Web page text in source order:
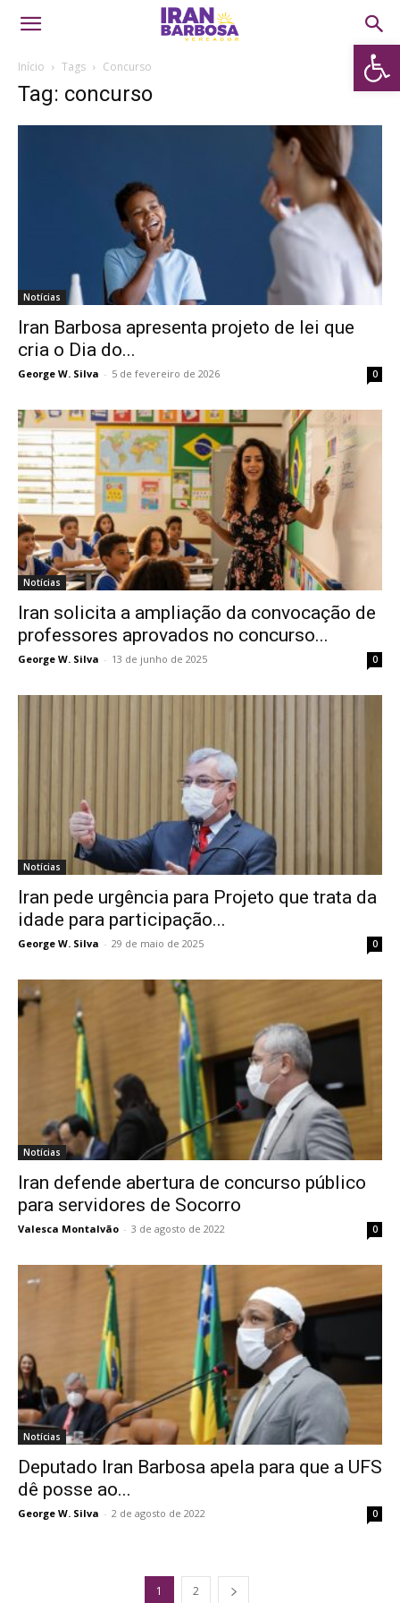
Abrir
Início Tags Concurso
Tag: concurso
Notícias
Iran Barbosa apresenta projeto de lei que
cria o Dia do...
George W. Silva - 5 de fevereiro de 2026 0
Notícias
Iran solicita a ampliação da convocação de
professores aprovados no concurso...
George W. Silva - 13 de junho de 2025 0
Notícias
Iran pede urgência para Projeto que trata da
idade para participação...
George W. Silva - 29 de maio de 2025 0
Notícias
Iran defende abertura de concurso público
para servidores de Socorro
Valesca Montalvão - 3 de agosto de 2022 0
Notícias
Deputado Iran Barbosa apela para que a UFS
dê posse ao...
George W. Silva - 2 de agosto de 2022 0
1 2